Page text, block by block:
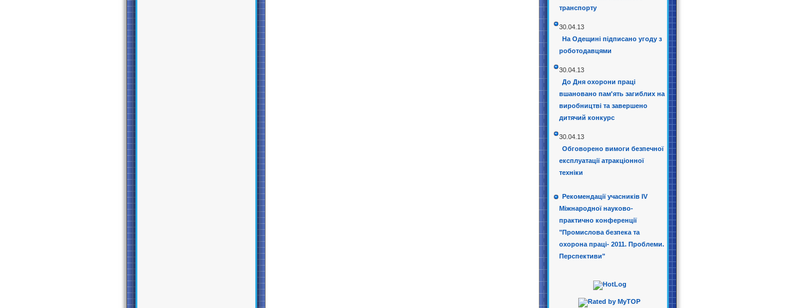
транспорту
30.04.13
На Одещині підписано угоду з
роботодавцями
30.04.13
До Дня охорони праці
вшановано пам'ять загиблих на
виробництві та завершено
дитячий конкурс
30.04.13
Обговорено вимоги безпечної
експлуатації атракціонної
техніки
Рекомендації учасників IV
Міжнародної науково-
практично конференції
"Промислова безпека та
охорона праці- 2011. Проблеми.
Перспективи"